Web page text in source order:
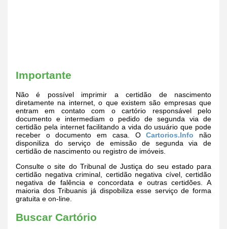
Importante
Não é possível imprimir a certidão de nascimento
diretamente na internet, o que existem são empresas que
entram em contato com o cartório responsável pelo
documento e intermediam o pedido de segunda via de
certidão pela internet facilitando a vida do usuário que pode
receber o documento em casa. OCartorios.Info não
disponiliza do serviço de emissão de segunda via de
certidão de nascimento ou registro de imóveis.
Consulte o site do Tribunal de Justiça do seu estado para
certidão negativa criminal, certidão negativa cível, certidão
negativa de falência e concordata e outras certidões. A
maioria dos Tribuanis já dispobiliza esse serviço de forma
gratuita e on-line.
Buscar Cartório